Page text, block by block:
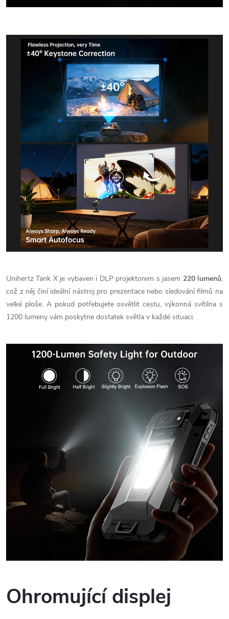
Unihertz Tank X je vybaven i DLP projektorem s jasem 220 lumenů,
což z něj činí ideální nástroj pro prezentace nebo sledování filmů na
velké ploše. A pokud potřebujete osvětlit cestu, výkonná svítilna s
1200 lumeny vám poskytne dostatek světla v každé situaci.
Ohromující displej